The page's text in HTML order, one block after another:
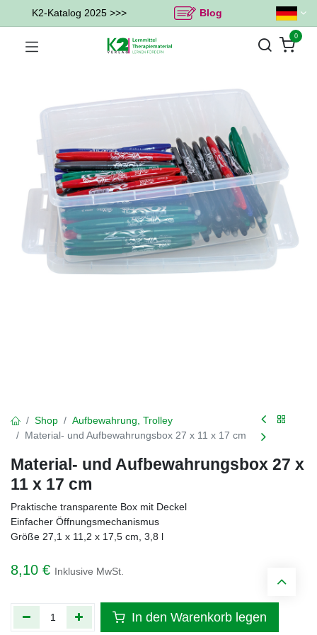
K2-Katalog 2025 >>> Blog
0
Shop
Aufbewahrung, Trolley
Material- und Aufbewahrungsbox 27 x 11 x 17 cm
Material- und Aufbewahrungsbox 27 x
11 x 17 cm
Praktische transparente Box mit Deckel
Einfacher Öffnungsmechanismus
Größe 27,1 x 11,2 x 17,5 cm, 3,8 l
8,10 € Inklusive MwSt.
In den Warenkorb legen